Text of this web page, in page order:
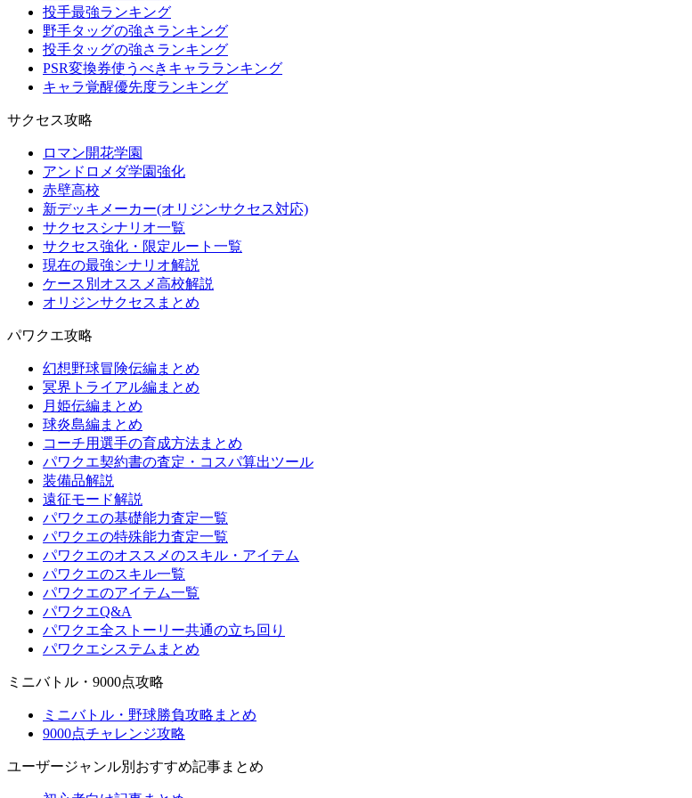
投手最強ランキング
野手タッグの強さランキング
投手タッグの強さランキング
PSR変換券使うべきキャラランキング
キャラ覚醒優先度ランキング
サクセス攻略
ロマン開花学園
アンドロメダ学園強化
赤壁高校
新デッキメーカー(オリジンサクセス対応)
サクセスシナリオ一覧
サクセス強化・限定ルート一覧
現在の最強シナリオ解説
ケース別オススメ高校解説
オリジンサクセスまとめ
パワクエ攻略
幻想野球冒険伝編まとめ
冥界トライアル編まとめ
月姫伝編まとめ
球炎島編まとめ
コーチ用選手の育成方法まとめ
パワクエ契約書の査定・コスパ算出ツール
装備品解説
遠征モード解説
パワクエの基礎能力査定一覧
パワクエの特殊能力査定一覧
パワクエのオススメのスキル・アイテム
パワクエのスキル一覧
パワクエのアイテム一覧
パワクエQ&A
パワクエ全ストーリー共通の立ち回り
パワクエシステムまとめ
ミニバトル・9000点攻略
ミニバトル・野球勝負攻略まとめ
9000点チャレンジ攻略
ユーザージャンル別おすすめ記事まとめ